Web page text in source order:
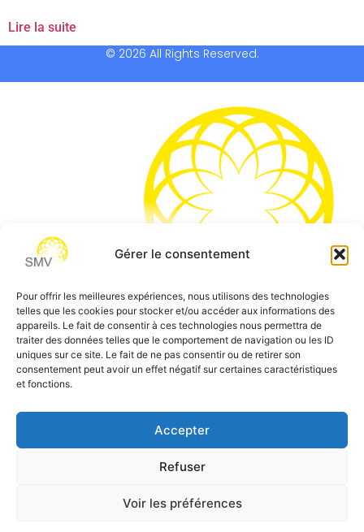
Gérer le consentement
Pour offrir les meilleures expériences, nous utilisons des technologies
telles que les cookies pour stocker et/ou accéder aux informations des
appareils. Le fait de consentir à ces technologies nous permettra de
traiter des données telles que le comportement de navigation ou les ID
uniques sur ce site. Le fait de ne pas consentir ou de retirer son
consentement peut avoir un effet négatif sur certaines caractéristiques
et fonctions.
Accepter
Refuser
Voir les préférences
Lire la suite
© 2026 All Rights Reserved.
SMV permet de vous aider à gagner du temps et vous
permettre de vous concentrer sur l’essentiel de votre
métier
Téléphone:0 805 69 64 75 / 02 37 34 04 04
contact@smvformation.fr
Création & Hébergement Web Cloud par